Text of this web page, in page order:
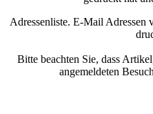
Adressenliste. E-Mail Adressen
Bitte beachten Sie, dass
angemeldeten